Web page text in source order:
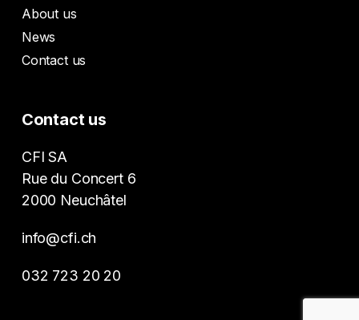
About us
News
Contact us
Contact us
CFI SA
Rue du Concert 6
2000 Neuchâtel
info@cfi.ch
032 723 20 20